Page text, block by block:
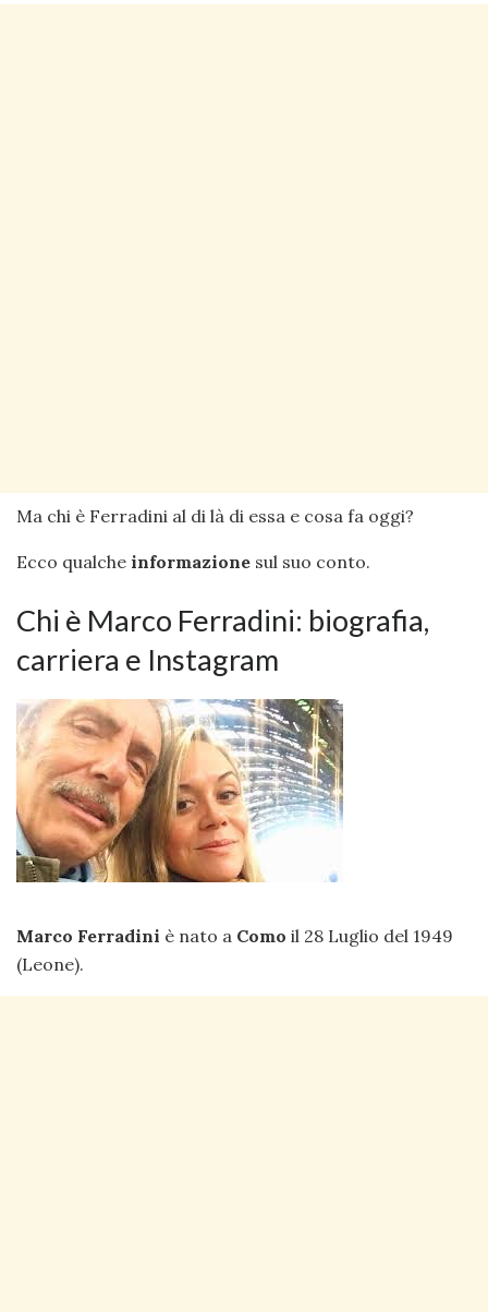
Ma chi è Ferradini al di là di essa e cosa fa oggi?
Ecco qualche informazione sul suo conto.
Chi è Marco Ferradini: biografia,
carriera e Instagram
Marco Ferradini è nato a Como il 28 Luglio del 1949
(Leone).